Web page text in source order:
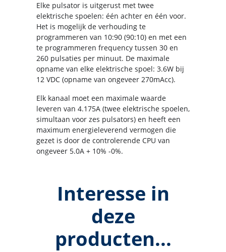
Elke pulsator is uitgerust met twee
elektrische spoelen: één achter en één voor.
Het is mogelijk de verhouding te
programmeren van 10:90 (90:10) en met een
te programmeren frequency tussen 30 en
260 pulsaties per minuut. De maximale
opname van elke elektrische spoel: 3.6W bij
12 VDC (opname van ongeveer 270mAcc).
Elk kanaal moet een maximale waarde
leveren van 4.175A (twee elektrische spoelen,
simultaan voor zes pulsators) en heeft een
maximum energieleverend vermogen die
gezet is door de controlerende CPU van
ongeveer 5.0A + 10% -0%.
Interesse in
deze
producten...